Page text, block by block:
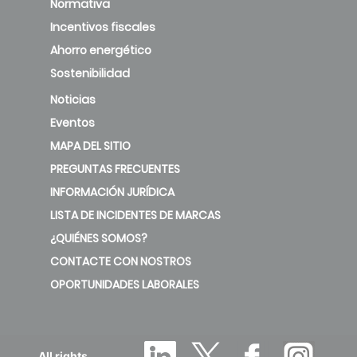
Normativa
Incentivos fiscales
Ahorro energético
Sostenibilidad
Noticias
Eventos
MAPA DEL SITIO
PREGUNTAS FRECUENTES
INFORMACIÓN JURÍDICA
LISTA DE INCIDENTES DE MARCAS
¿QUIÉNES SOMOS?
CONTACTE CON NOSTROS
OPORTUNIDADES LABORALES